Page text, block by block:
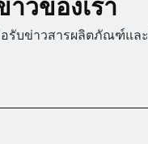
วของเรา
อรับข่าวสารผลิตภัณฑ์แล